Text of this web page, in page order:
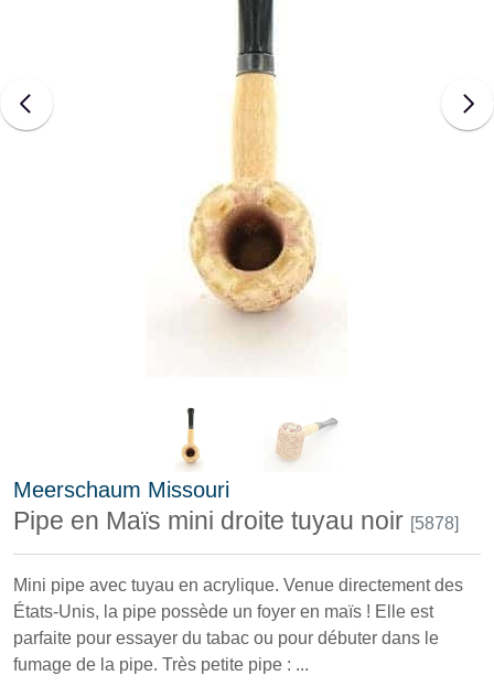
Meerschaum Missouri
Pipe en Maïs mini droite tuyau noir [5878]
Mini pipe avec tuyau en acrylique. Venue directement des
États-Unis, la pipe possède un foyer en maïs ! Elle est
parfaite pour essayer du tabac ou pour débuter dans le
fumage de la pipe. Très petite pipe : ...